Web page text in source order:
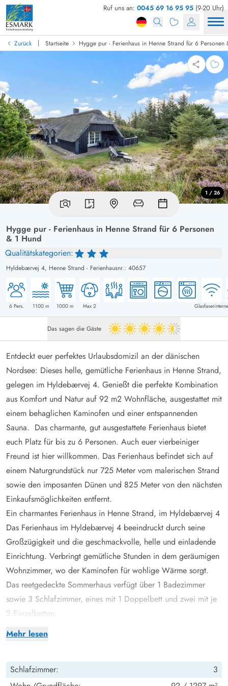
Ruf uns an: 0045 69 16 95 95 (9-20 Uhr)
Zurück | Startseite Hygge pur - Ferienhaus in Henne Strand für 6 Personen
Hygge pur - Ferienhaus in Henne Strand für 6 Personen
& 1 Hund
Qualitätskategorien:
Hyldebærvej 4, Henne Strand - Ferienhausnr.: 40657
6Pers. 1100m 1000 m Max 2
1 / 26
Das sagen die Gäste 4.5 von 5
Mehr lesen
Entdeckt euer perfektes Urlaubsdomizil an der dänischen
Nordsee: Dieses helle, gemütliche Ferienhaus in Henne Strand,
gelegen im Hyldebærvej 4. Genießt die perfekte Kombination
aus Komfort und Natur auf 92 m2 Wohnfläche, ausgestattet mit
einem behaglichen Kaminofen und einer entspannenden
Sauna. Das charmante, gut ausgestattete Ferienhaus bietet
euch Platz für bis zu 6 Personen. Auch euer vierbeiniger
Freund ist hier willkommen. Das Ferienhaus befindet sich auf
einem Naturgrundstück nur 725 Meter vom malerischen Strand
sowie den imposanten Dünen und 825 Meter von den nächsten
Einkaufsmöglichkeiten entfernt.
Ein charmantes Ferienhaus in Henne Strand, im Hyldebærvej 4
Das Ferienhaus im Hyldebærvej 4 beeindruckt durch seine
Großzügigkeit und die geschmackvolle, helle und einladende
Einrichtung. Verbringt gemütliche Stunden in dem geräumigen
Wohnzimmer, wo der Kaminofen für wohlige Wärme sorgt.
Das reetgedeckte Sommerhaus verfügt über 1 Badezimmer
sowie 3 Schlafzimmer, eines mit 1 Doppelbett und zwei mit je
2 Einzelbetten.
Die Küche ist mit einer Spülmaschine ausgestattet und lässt
könnt ihr den Tag entspannt mit einem Frühstück im Freien
Schlafzimmer:
3